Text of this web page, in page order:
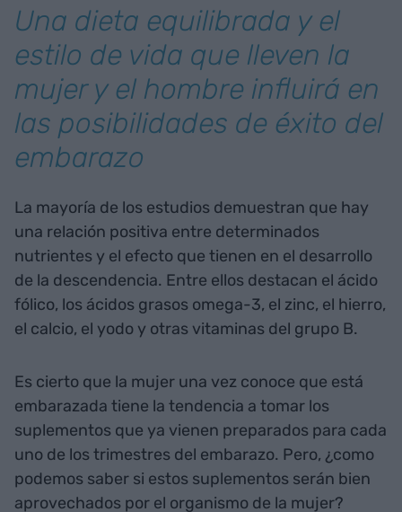
Una dieta equilibrada y el
estilo de vida que lleven la
mujer y el hombre influirá en
las posibilidades de éxito del
embarazo
La mayoría de los estudios demuestran que hay
una relación positiva entre determinados
nutrientes y el efecto que tienen en el desarrollo
de la descendencia. Entre ellos destacan el ácido
fólico, los ácidos grasos omega-3, el zinc, el hierro,
el calcio, el yodo y otras vitaminas del grupo B.
Es cierto que la mujer una vez conoce que está
embarazada tiene la tendencia a tomar los
suplementos que ya vienen preparados para cada
uno de los trimestres del embarazo. Pero, ¿como
podemos saber si estos suplementos serán bien
aprovechados por el organismo de la mujer?